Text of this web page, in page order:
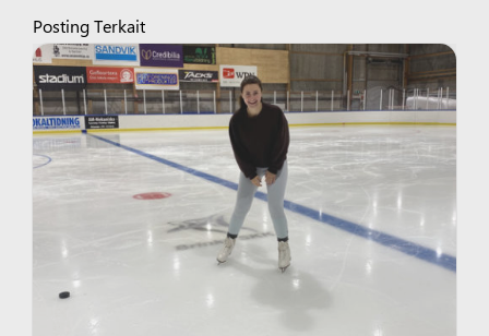
Posting Terkait